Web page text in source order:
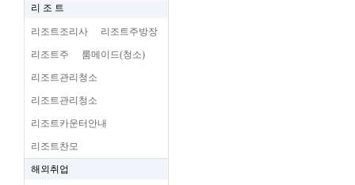
리 조 트
리조트조리사 리조트주방장
리조트주 룸메이드(청소)
리조트관리청소
리조트관리청소
리조트카운터안내
리조트찬모
해외취업